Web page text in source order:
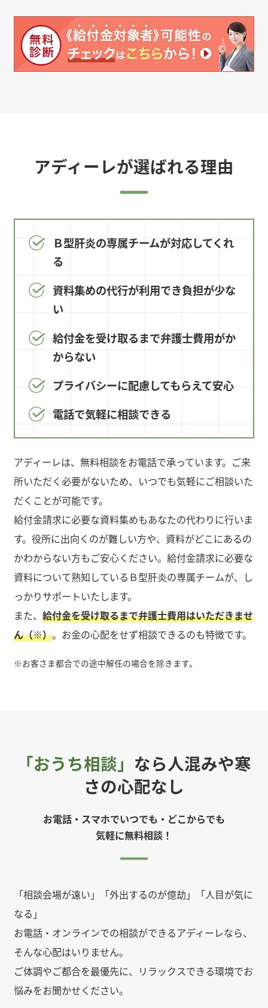
アディーレが選ばれる理由
Ｂ型肝炎の専属チームが対応してくれ
る
資料集めの代行が利用でき負担が少な
い
給付金を受け取るまで弁護士費用がか
からない
プライバシーに配慮してもらえて安心
電話で気軽に相談できる
アディーレは、無料相談をお電話で承っています。ご来
所いただく必要がないため、いつでも気軽にご相談いた
だくことが可能です。
給付金請求に必要な資料集めもあなたの代わりに行いま
す。役所に出向くのが難しい方や、資料がどこにあるの
かわからない方もご安心ください。給付金請求に必要な
資料について熟知しているＢ型肝炎の専属チームが、し
っかりサポートいたします。
また、 給付金を受け取るまで弁護士費用はいただきませ
ん（※）。お金の心配をせず相談できるのも特徴です。
※お客さま都合での途中解任の場合を除きます。
「おうち相談」 なら人混みや寒
さの心配なし
お電話・スマホでいつでも・どこからでも
気軽に無料相談！
「相談会場が遠い」「外出するのが億劫」「人目が気に
なる」
お電話・オンラインでの相談ができるアディーレなら、
そんな心配はいりません。
ご体調やご都合を最優先に、リラックスできる環境でお
悩みをお聞かせください。